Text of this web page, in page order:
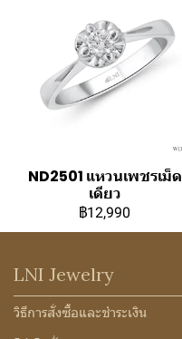
ND2501 แหวนเพชรเม็ด
เดียว
฿12,990
LNI Jewelry
วิธีการสั่งซื้อและชำระเงิน